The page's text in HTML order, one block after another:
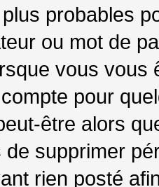
probables
ou mot de
vous vous
pour
être alors
de supprimer
rien posté